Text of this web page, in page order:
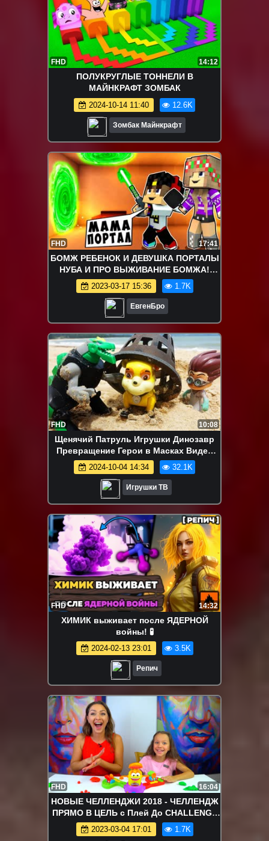
FHD 14:12
ПОЛУКРУГЛЫЕ ТОННЕЛИ В
МАЙНКРАФТ ЗОМБАК
2024-10-14 11:40 12.6K
Зомбак Майнкрафт
FHD 17:41
БОМЖ РЕБЕНОК И ДЕВУШКА ПОРТАЛЫ
НУБА И ПРО ВЫЖИВАНИЕ БОМЖА!
МАЙНКРАФТ В РЕАЛЬНОЙ ЖИЗНИ
ВИДЕО ТРОЛЛИНГ
2023-03-17 15:36 1.7K
ЕвгенБро
FHD 10:08
Щенячий Патруль Игрушки Динозавр
Превращение Герои в Масках Видео
для детей Мультики Paw Patrol
2024-10-04 14:34 32.1K
Игрушки ТВ
FHD 14:32
ХИМИК выживает после ЯДЕРНОЙ
войны! 🧪
2024-02-13 23:01 3.5K
Репич
FHD 16:04
НОВЫЕ ЧЕЛЛЕНДЖИ 2018 - ЧЕЛЛЕНДЖ
ПРЯМО В ЦЕЛЬ с Плей До CHALLENGE
Play Doh Launch Game for kids /// Вики
Шоу
2023-03-04 17:01 1.7K